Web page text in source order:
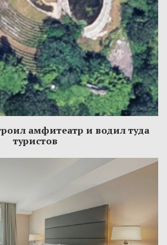
амфитеатр и водил туда
туристов